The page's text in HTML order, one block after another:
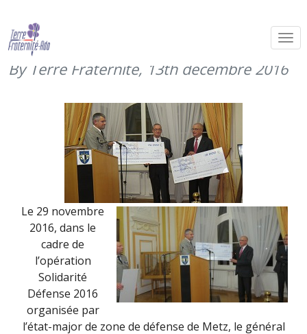
Metz soutient les blessés (29
novembre 2016)
By Terre Fraternité, 13th décembre 2016
Le 29 novembre
2016, dans le
cadre de
l’opération
Solidarité
Défense 2016
organisée par
l’état-major de zone de défense de Metz, le général